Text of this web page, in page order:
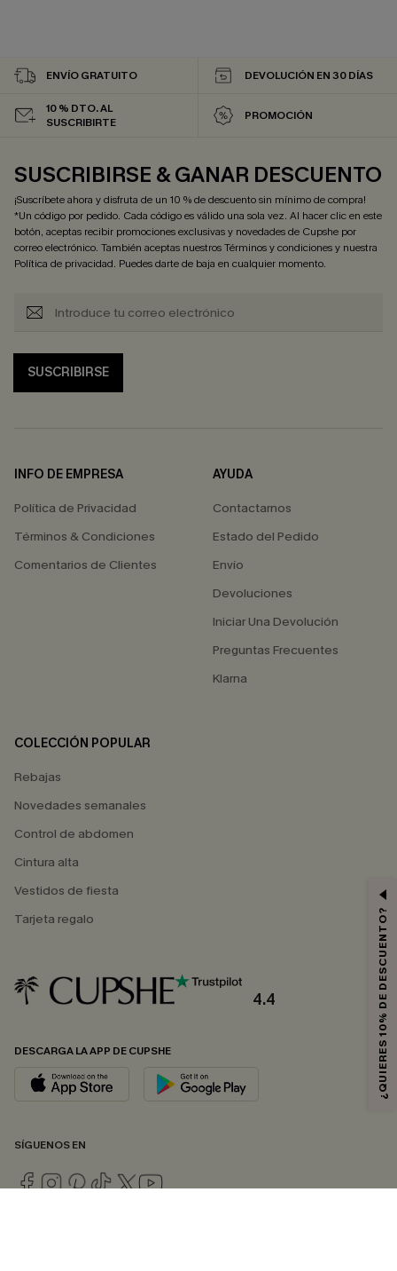
ENVÍO GRATUITO DEVOLUCIÓN EN 30 DÍAS
10 % DTO. AL
SUSCRIBIRTE
PROMOCIÓN
SUSCRIBIRSE & GANAR DESCUENTO
¡Suscríbete ahora y disfruta de un 10 % de descuento sin mínimo de compra!
*Un código por pedido. Cada código es válido una sola vez. Al hacer clic en este
botón, aceptas recibir promociones exclusivas y novedades de Cupshe por
correo electrónico. También aceptas nuestrosTérminos y condicionesy nuestra
Política de privacidad. Puedes darte de baja en cualquier momento.
SUSCRIBIRSE
INFO DE EMPRESA
Política de Privacidad
Términos & Condiciones
Comentarios de Clientes
AYUDA
Contactarnos
Estado del Pedido
Envío
Devoluciones
Iniciar Una Devolución
Preguntas Frecuentes
Klarna
COLECCIÓN POPULAR
Rebajas
Novedades semanales
Control de abdomen
Cintura alta
Vestidos de fiesta
Tarjeta regalo
4.4
DESCARGA LA APP DE CUPSHE
SÍGUENOS EN
¿QUIERES 10% DE DESCUENTO?